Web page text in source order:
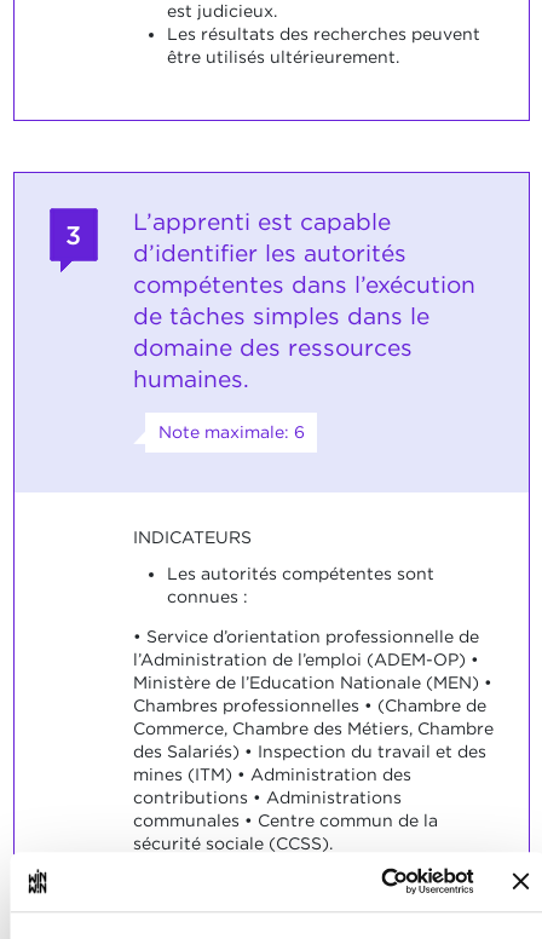
est judicieux.
Les résultats des recherches peuvent
être utilisés ultérieurement.
3
L’apprenti est capable
d’identifier les autorités
compétentes dans l’exécution
de tâches simples dans le
domaine des ressources
humaines.
Note maximale: 6
INDICATEURS
Les autorités compétentes sont
connues :
• Service d’orientation professionnelle de
l’Administration de l’emploi (ADEM-OP) •
Ministère de l’Education Nationale (MEN) •
Chambres professionnelles • (Chambre de
Commerce, Chambre des Métiers, Chambre
des Salariés) • Inspection du travail et des
mines (ITM) • Administration des
contributions • Administrations
communales • Centre commun de la
sécurité sociale (CCSS).